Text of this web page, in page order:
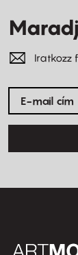
Iratkozz